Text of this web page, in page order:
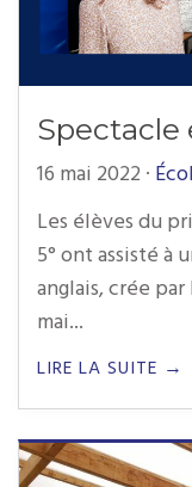
Spectacle
16 mai 2022 ·
Les élèves du
5° ont assisté à
anglais, crée
mai...
LIRE LA SUITE →